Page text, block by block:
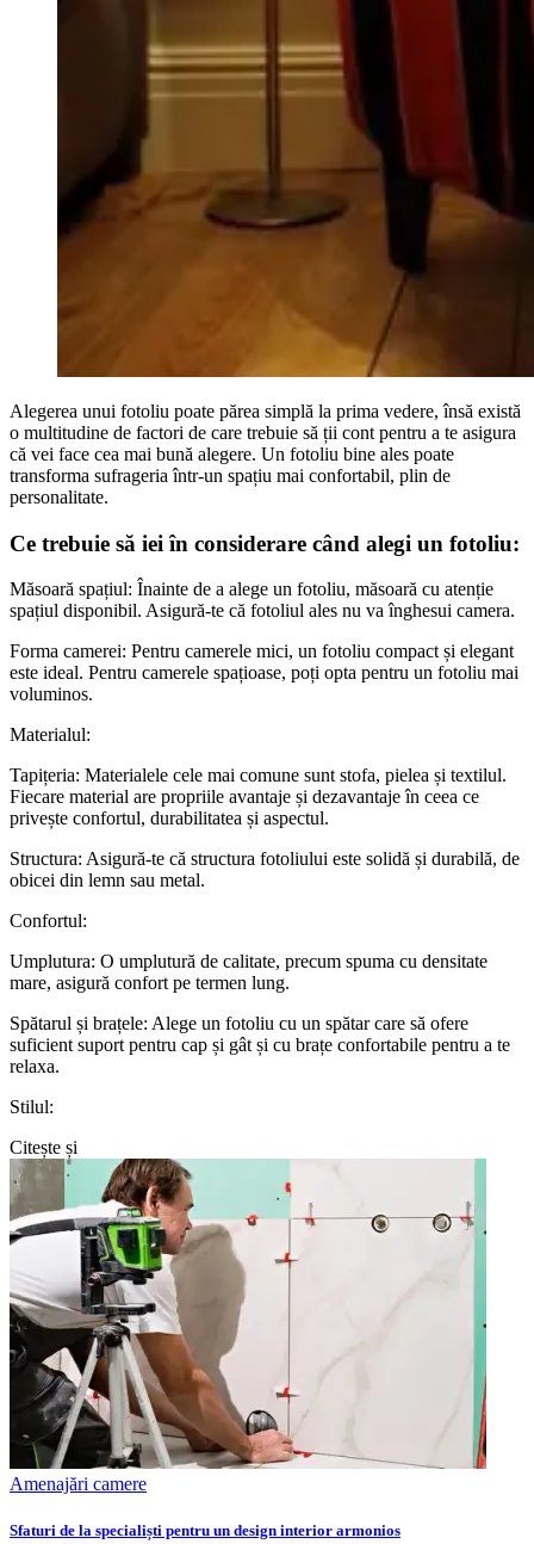
Alegerea unui fotoliu poate părea simplă la prima vedere, însă există
o multitudine de factori de care trebuie să ții cont pentru a te asigura
că vei face cea mai bună alegere. Un fotoliu bine ales poate
transforma sufrageria într-un spațiu mai confortabil, plin de
personalitate.
Ce trebuie să iei în considerare când alegi un fotoliu:
Măsoară spațiul: Înainte de a alege un fotoliu, măsoară cu atenție
spațiul disponibil. Asigură-te că fotoliul ales nu va înghesui camera.
Forma camerei: Pentru camerele mici, un fotoliu compact și elegant
este ideal. Pentru camerele spațioase, poți opta pentru un fotoliu mai
voluminos.
Materialul:
Tapițeria: Materialele cele mai comune sunt stofa, pielea și textilul.
Fiecare material are propriile avantaje și dezavantaje în ceea ce
privește confortul, durabilitatea și aspectul.
Structura: Asigură-te că structura fotoliului este solidă și durabilă, de
obicei din lemn sau metal.
Confortul:
Umplutura: O umplutură de calitate, precum spuma cu densitate
mare, asigură confort pe termen lung.
Spătarul și brațele: Alege un fotoliu cu un spătar care să ofere
suficient suport pentru cap și gât și cu brațe confortabile pentru a te
relaxa.
Stilul:
Citește și
Amenajări camere
Sfaturi de la specialiști pentru un design interior armonios